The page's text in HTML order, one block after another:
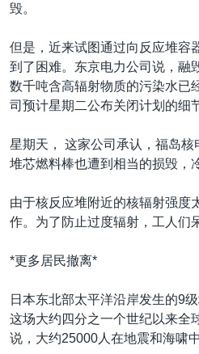
毁。
但是，近来试图通过向反应堆容
到了困难。东京电力公司说，融
数千吨含高辐射物质的污染水已
司预计星期二公布关闭计划的细
星期天， 这家公司承认，福岛
堆芯燃料棒也遭到相当的损毁，
由于核反应堆附近的核辐射强度
作。为了防止过度辐射，工人们
*更多居民撤离*
日本东北部太平洋沿岸发生的9
这场大约四分之一个世纪以来全
说，大约25000人在地震和海啸